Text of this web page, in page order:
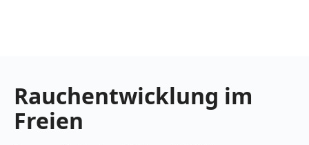
Rauchentwicklung im
Freien